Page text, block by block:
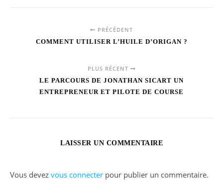
PRÉCÉDENT
COMMENT UTILISER L’HUILE D’ORIGAN ?
PLUS RÉCENT
LE PARCOURS DE JONATHAN SICART UN
ENTREPRENEUR ET PILOTE DE COURSE
LAISSER UN COMMENTAIRE
Vous devez vous connecter pour publier un commentaire.